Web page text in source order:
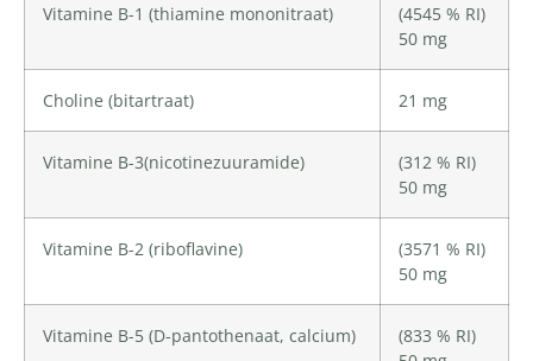
Vitamine B-1 (thiamine mononitraat)
(4545 % RI)
50 mg
Choline (bitartraat) 21 mg
Vitamine B-3(nicotinezuuramide)
(312 % RI)
50 mg
Vitamine B-2 (riboflavine)
(3571 % RI)
50 mg
Vitamine B-5 (D-pantothenaat, calcium)
(833 % RI)